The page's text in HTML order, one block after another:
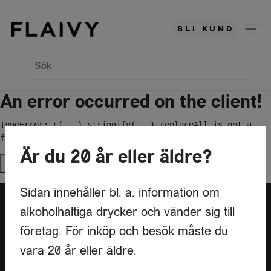
BLI KUND
Sök
An error occurred on the client!
TypeError: c(...).stringify(...).replaceAll is not a
function
Try again
Är du leverantör?
Är du 20 år eller äldre?
Sidan innehåller bl. a. information om
alkoholhaltiga drycker och vänder sig till
företag. För inköp och besök måste du
vara 20 år eller äldre.